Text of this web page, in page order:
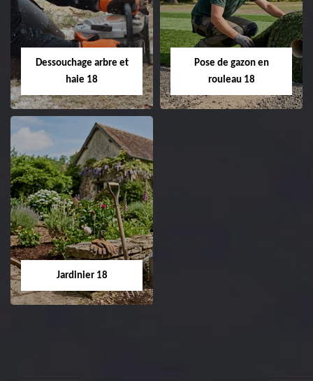
Entreprise taille de haie
18 Cher tel:
02.52.56.49.40
de pelouse 18
Entreprise tonte et
Cher tel: 02.52.56.49.40
Dessouchage arbre et
haie 18
Dessouchage arbre
et haie 18
Entreprise dessouchage
arbre et haie 18 Cher
Pose de gazon en
rouleau 18
Jardinier 18